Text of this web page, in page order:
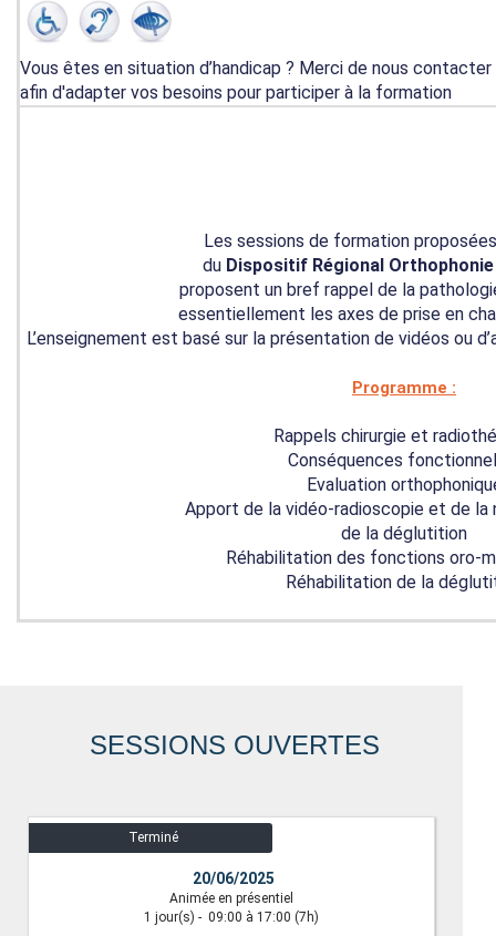
Vous êtes en situation d’handicap ? Merci de nous contacter
afin d'adapter vos besoins pour participer à la formation
Les sessions de formation
du Dispositif Régional
proposent un bref rappel de la
essentiellement les axes de prise en
L’enseignement est basé sur la présentation de vidéos ou
Programme :
Rappels chirurgie et
Conséquences
Evaluation
Apport de la vidéo-radioscopie et de la
de la déglutition
Réhabilitation des fonctions oro-
Réhabilitation de la
SESSIONS OUVERTES
Terminé
20/06/2025
Animée en présentiel
1 jour(s) - 09:00 à 17:00 (7h)